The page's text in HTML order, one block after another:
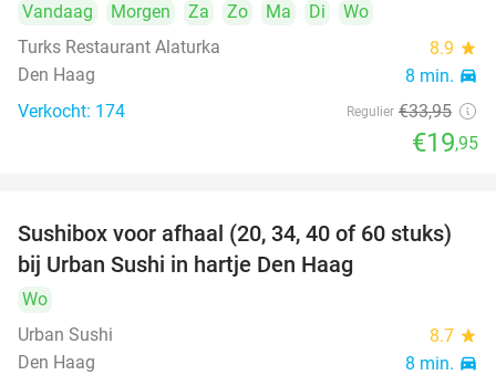
Vandaag Morgen Za Zo Ma Di
Wo
Turks Restaurant Alaturka
8.9 star
Den Haag 8 min. directions_car
Verkocht: 174 Regulier €33,95
€19,95
49%
Sushibox voor afhaal (20, 34, 40 of 60 stuks)
bij Urban Sushi in hartje Den Haag
Wo
Urban Sushi
8.7 star
Den Haag 8 min. directions_car